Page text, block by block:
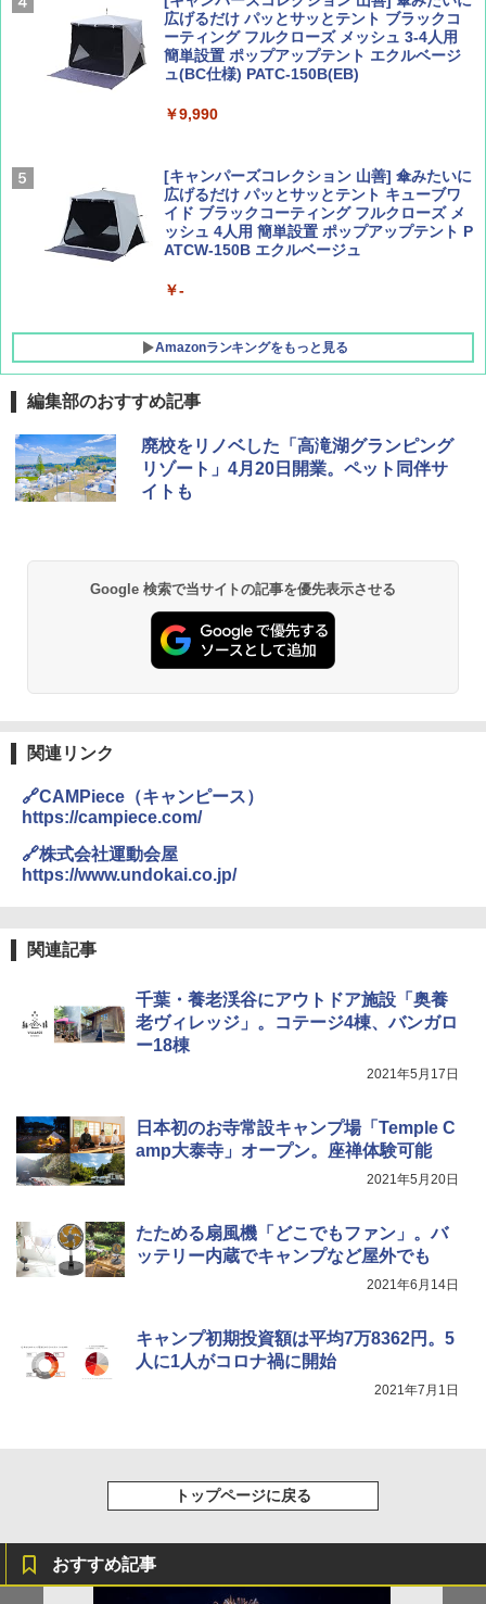
AIRLINE（エアライン）2026年9月号【特
集】ボーイング110周年を祝して！
￥1,760
A09 地球の歩き方 イタリア 2026～2027 地
球の歩き方A ヨーロッパ
￥2,479
広げるだけ パッとサッとテント ブラックコ
ーティング フルクローズ メッシュ 3-4人用
簡単設置 ポップアップテント エクルベージ
ュ(BC仕様) PATC-150B(EB)
￥9,990
[キャンパーズコレクション 山善] 傘みたいに
広げるだけ パッとサッとテント キューブワ
イド ブラックコーティング フルクローズ メ
ッシュ 4人用 簡単設置 ポップアップテント P
ATCW-150B エクルベージュ
￥-
Amazonランキングをもっと見る
GRANDOOR ステンレス保冷剤 2個セット 2
026リニューアル 急速冷凍 空間倍増 衛生的
コンパクト 保冷力長持ち
-08EX カーキ ソロキャンプ ポリエステル フ
レーム ドーム型 テント
￥14,800
付き ヒグマ・イノシシ対策 自治体・教育機
関の購入実績 登山・キャンプ・アウトドア・
防災用品 長期保存可能 緊急時用 日本国内発
送
￥3,680
き
￥6,459
通気窓付き】収納袋付き UVカット 防水 防災
コンパクト iimono117 (ブルー)
編集部のおすすめ記事
廃校をリノベした「高滝湖グランピング
リゾート」4月20日開業。ペット同伴サ
イトも
Google 検索で当サイトの記事を優先表示させる
関連リンク
🔗CAMPiece（キャンピース）
https://campiece.com/
🔗株式会社運動会屋
https://www.undokai.co.jp/
関連記事
千葉・養老渓谷にアウトドア施設「奥養
老ヴィレッジ」。コテージ4棟、バンガロ
ー18棟
2021年5月17日
日本初のお寺常設キャンプ場「Temple C
amp大泰寺」オープン。座禅体験可能
2021年5月20日
たためる扇風機「どこでもファン」。バ
ッテリー内蔵でキャンプなど屋外でも
2021年6月14日
キャンプ初期投資額は平均7万8362円。5
人に1人がコロナ禍に開始
2021年7月1日
トップページに戻る
おすすめ記事